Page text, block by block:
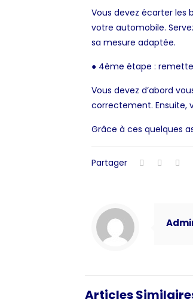
Vous devez écarter les
votre automobile.
sa mesure adaptée.
● 4ème étape :
Vous devez d’abord
correctement. Ensuite,
Grâce à ces quelques
Partager
Articles